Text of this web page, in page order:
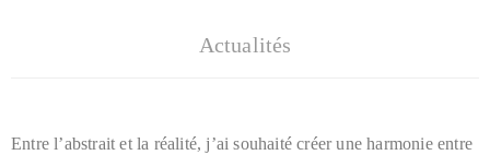
Actualités
Entre l’abstrait et la réalité, j’ai souhaité créer une harmonie entre